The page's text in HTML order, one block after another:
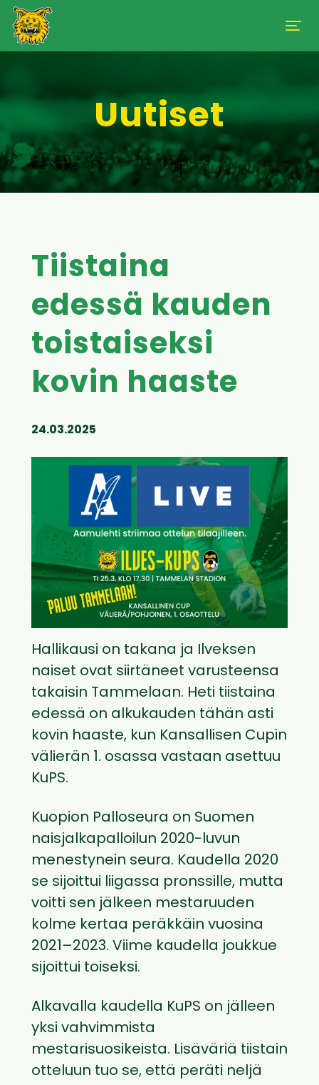
Uutiset
Tiistaina
edessä kauden
toistaiseksi
kovin haaste
24.03.2025
Hallikausi on takana ja Ilveksen
naiset ovat siirtäneet varusteensa
takaisin Tammelaan. Heti tiistaina
edessä on alkukauden tähän asti
kovin haaste, kun Kansallisen Cupin
välierän 1. osassa vastaan asettuu
KuPS.
Kuopion Palloseura on Suomen
naisjalkapalloilun 2020-luvun
menestynein seura. Kaudella 2020
se sijoittui liigassa pronssille, mutta
voitti sen jälkeen mestaruuden
kolme kertaa peräkkäin vuosina
2021–2023. Viime kaudella joukkue
sijoittui toiseksi.
Alkavalla kaudella KuPS on jälleen
yksi vahvimmista
mestarisuosikeista. Lisäväriä tiistain
otteluun tuo se, että peräti neljä